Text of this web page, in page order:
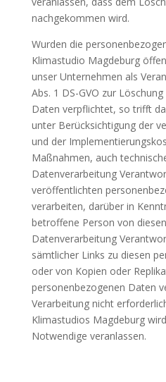
nachgekommen wird.
Wurden die
Klimastudio Magdeburg
unser Unternehmen als
Abs. 1 DS-GVO zur
Daten verpflichtet, so trifft
unter Berücksichtigung der
und der
Maßnahmen, auch
Datenverarbeitung
veröffentlichten
verarbeiten, darüber in
betroffene Person von
Datenverarbeitung
sämtlicher Links zu diesen
oder von Kopien oder
personenbezogenen Daten
Verarbeitung nicht
Klimastudios Magdeburg
Notwendige veranlassen.